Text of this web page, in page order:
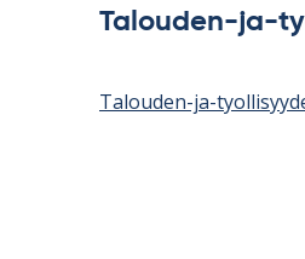
Talouden-ja-
Talouden-ja-